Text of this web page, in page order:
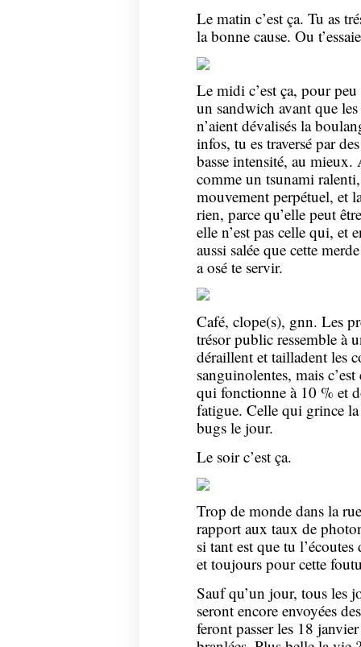
Le matin c’est ça. Tu as
la bonne cause. Ou
Le midi c’est ça, pour
un sandwich avant que
n’aient dévalisés la
infos, tu es traversé par
basse intensité, au mieux.
comme un tsunami
mouvement perpétuel, et
rien, parce qu’elle peut
elle n’est pas celle qui, et
aussi salée que cette
a osé te servir.
Café, clope(s), gnn. Les
trésor public ressemble à
déraillent et tailladent les
sanguinolentes, mais
qui fonctionne à 10 % et
fatigue. Celle qui grince
bugs le jour.
Le soir c’est ça.
Trop de monde dans la
rapport aux taux de
si tant est que tu
et toujours pour cette
Sauf qu’un jour, tous les
seront encore envoyées
feront passer les 18